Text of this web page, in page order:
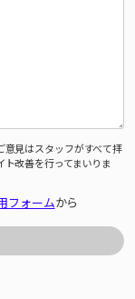
意見はスタッフがすべて拝
改善を行ってまいりま
フォームから